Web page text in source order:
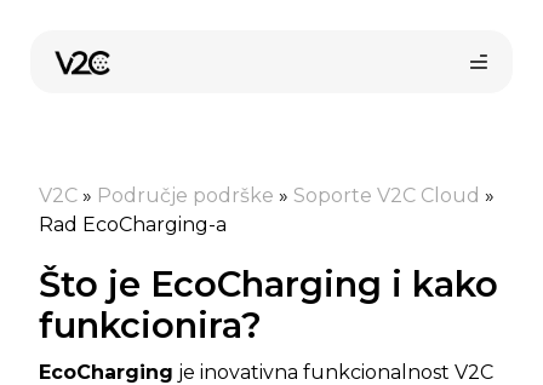
sadržaj
Kupi online
V2C » Područje podrške » Soporte V2C Cloud »
Rad EcoCharging-a
Što je EcoCharging i kako
funkcionira?
EcoCharging je inovativna funkcionalnost V2C